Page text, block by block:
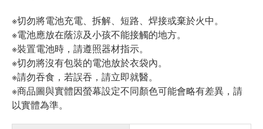
※切勿將電池充電、拆解、短路、焊接或棄於火中。
※電池應放在蔭涼及小孩不能接觸的地方。
※裝置電池時，請遵照器材指示。
※切勿將沒有包裝的電池放於衣袋內。
※請勿吞食，若誤吞，請立即就醫。
※商品圖與實體因螢幕設定不同顏色可能會略有差異，請
以實體為準。